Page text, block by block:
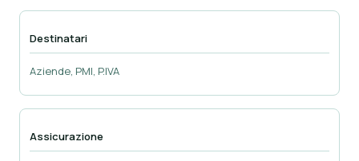
Destinatari
Aziende, PMI, P.IVA
Assicurazione